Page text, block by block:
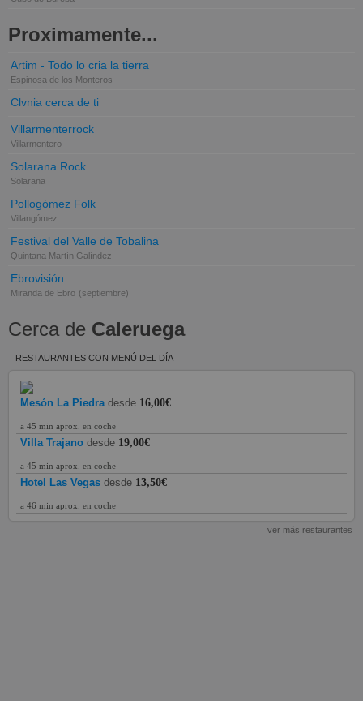
Proximamente...
Artim - Todo lo cria la tierra
Espinosa de los Monteros
Clvnia cerca de ti
Villarmenterrock
Villarmentero
Solarana Rock
Solarana
Pollogómez Folk
Villangómez
Festival del Valle de Tobalina
Quintana Martín Galíndez
Ebrovisión
Miranda de Ebro (septiembre)
Cerca de Caleruega
RESTAURANTES CON MENÚ DEL DÍA
Mesón La Piedra desde 16,00€
a 45 min aprox. en coche
Villa Trajano desde 19,00€
a 45 min aprox. en coche
Hotel Las Vegas desde 13,50€
a 46 min aprox. en coche
ver más restaurantes